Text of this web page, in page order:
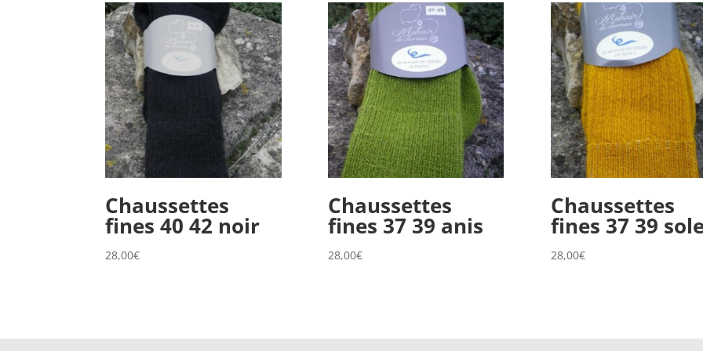
Chaussettes
fines 40 42 noir
28,00€
Chaussettes
fines 37 39 anis
28,00€
Chaussettes
fines 37 39
28,00€